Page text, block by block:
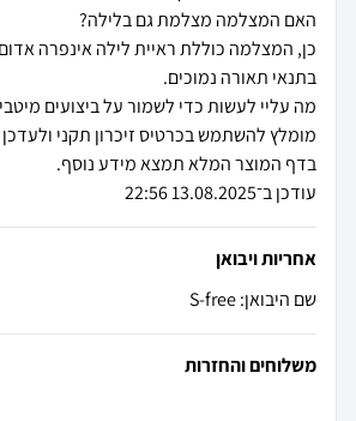
כן, המצלמה כוללת ראיית לילה אינפרה
מומלץ להשתמש בכרטיס זיכרון תקני
עודכן ב־13.08.2025 22:56
אחריות ויבואן
שם היבואן: S-free
משלוחים והחזרות